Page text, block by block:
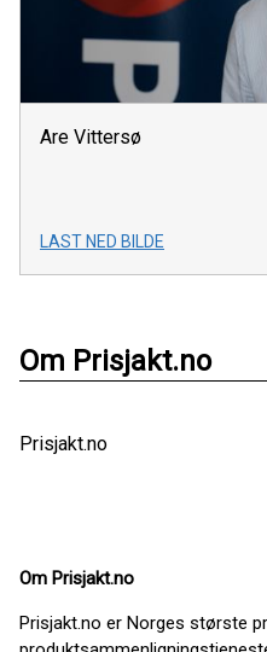
Are Vittersø
LAST NED BILDE
Om Prisjakt.no
Prisjakt.no
Om Prisjakt.no
Prisjakt.no er Norges største